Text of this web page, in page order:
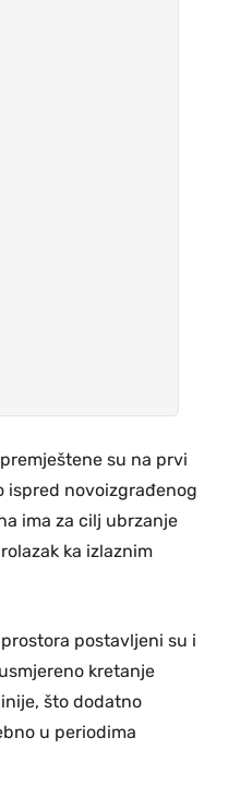
su na prvi
ispred novoizgrađenog
ima za cilj ubrzanje
ka izlaznim
postavljeni su i
kretanje
što dodatno
u periodima